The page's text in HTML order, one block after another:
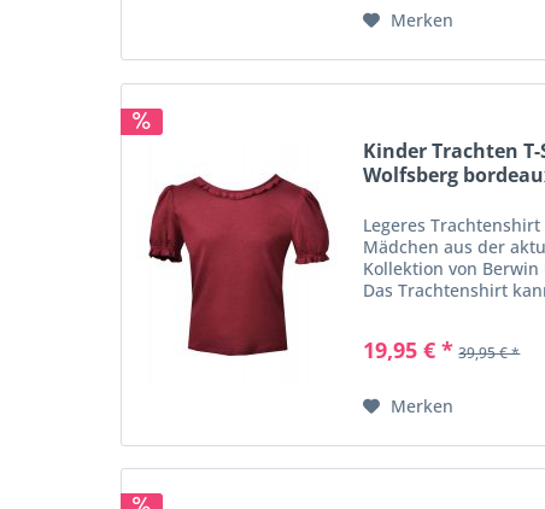
Schleifchen,...
Merken
Kinder Trachten
Wolfsberg
Legeres
Mädchen aus der
Kollektion von Berwin
Das Trachtenshirt
Der
19,95 € * 39,95 € *
Merken